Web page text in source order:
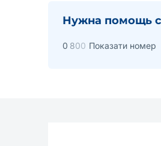
Нужна помощь
0 800 Показати номер